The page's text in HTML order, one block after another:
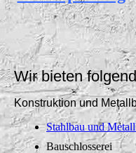
Wir bieten
Konstruktion und
Stahlbau und
Bauschlosserei